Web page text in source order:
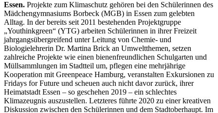
Essen. Projekte zum Klimaschutz gehören bei den Schülerinnen des
Mädchengymnasiums Borbeck (MGB) in Essen zum gelebten
Alltag. In der bereits seit 2011 bestehenden Projektgruppe
„Youthinkgreen“ (YTG) arbeiten Schülerinnen in ihrer Freizeit
jahrgangsübergreifend unter Leitung von Chemie- und
Biologielehrerin Dr. Martina Brick an Umweltthemen, setzen
zahlreiche Projekte wie einen bienenfreundlichen Schulgarten und
Müllsammlungen im Stadtteil um, pflegen eine mehrjährige
Kooperation mit Greenpeace Hamburg, veranstalten Exkursionen zu
Fridays for Future und scheuen auch nicht davor zurück, ihrer
Heimatstadt Essen – so geschehen 2019 – ein schlechtes
Klimazeugnis auszustellen. Letzteres führte 2020 zu einer kreativen
Diskussion zwischen den Schülerinnen und dem Stadtoberhaupt. Im